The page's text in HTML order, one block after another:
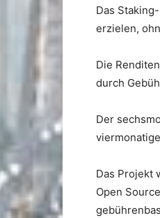
Das
erzielen,
Die
durch
Der
Das Projekt
Open